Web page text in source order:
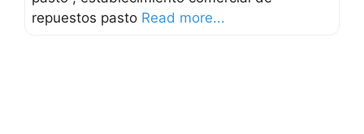
repuestos pasto Read more...